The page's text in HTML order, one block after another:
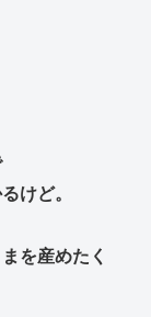
けど。
を産めたく